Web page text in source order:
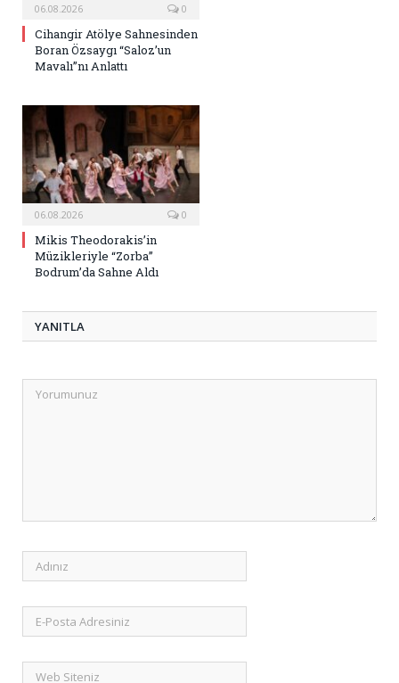
06.08.2026 0
Cihangir Atölye Sahnesinden
Boran Özsaygı “Saloz’un
Mavalı”nı Anlattı
06.08.2026 0
Mikis Theodorakis’in
Müzikleriyle “Zorba”
Bodrum’da Sahne Aldı
YANITLA